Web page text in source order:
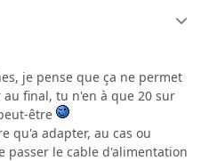
je pense que ça ne permet
final, tu n'en à que 20 sur
être
qu'a adapter, au cas ou
passer le cable d'alimentation